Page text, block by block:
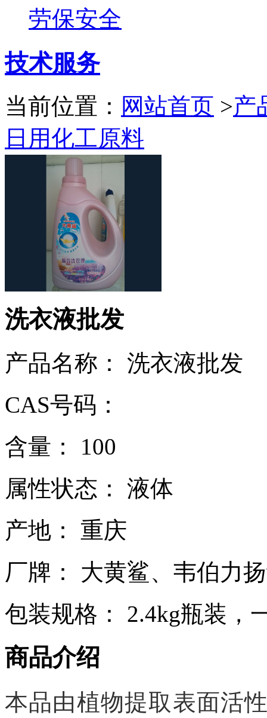
劳保安全
技术服务
当前位置： 网站首页 >产
日用化工原料
洗衣液批发
产品名称： 洗衣液批发
CAS号码：
含量： 100
属性状态： 液体
产地： 重庆
厂牌： 大黄鲨、韦伯力
包装规格： 2.4kg瓶装，
商品介绍
本品由植物提取表面活